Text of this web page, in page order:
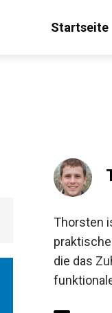
Startseite
Thorsten
die das